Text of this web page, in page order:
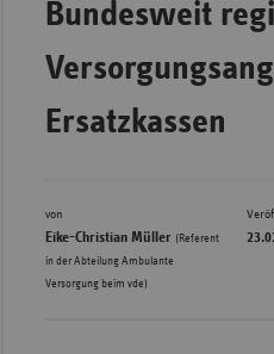
Bundesweit
Ersatzkassen
von
Eike-Christian Müller (Referent
in der Abteilung Ambulante
Versorgung beim vde)